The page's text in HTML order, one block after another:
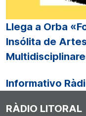
Llega a Orba
Insólita de
Informativo
RÀDIO LITORAL